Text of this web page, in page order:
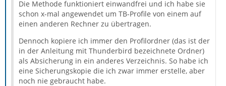
Die Methode funktioniert einwandfrei und ich habe sie
schon x-mal angewendet um TB-Profile von einem auf
einen anderen Rechner zu übertragen.
Dennoch kopiere ich immer den Profilordner (das ist der
in der Anleitung mit Thunderbird bezeichnete Ordner)
als Absicherung in ein anderes Verzeichnis. So habe ich
eine Sicherungskopie die ich zwar immer erstelle, aber
noch nie gebraucht habe.